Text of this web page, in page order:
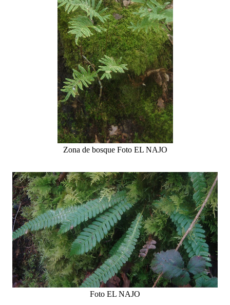
Zona de bosque Foto EL NAJO
Foto EL NAJO